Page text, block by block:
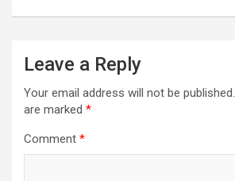
Leave a Reply
Your email address will not be published.
are marked *
Comment *